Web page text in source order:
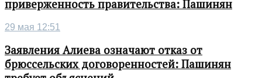
приверженность правительства: Пашинян
29 мая 12:51
Заявления Алиева означают отказ от
брюссельских договоренностей: Пашинян